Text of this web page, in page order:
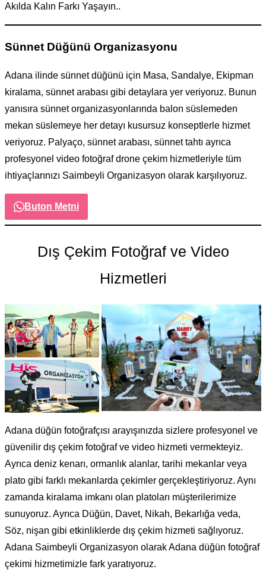
Akılda Kalın Farkı Yaşayın..
Sünnet Düğünü Organizasyonu
Adana ilinde sünnet düğünü için Masa, Sandalye, Ekipman
kiralama, sünnet arabası gibi detaylara yer veriyoruz. Bunun
yanısıra sünnet organizasyonlarında balon süslemeden
mekan süslemeye her detayı kusursuz konseptlerle hizmet
veriyoruz. Palyaço, sünnet arabası, sünnet tahtı ayrıca
profesyonel video fotoğraf drone çekim hizmetleriyle tüm
ihtiyaçlarınızı Saimbeyli Organizasyon olarak karşılıyoruz.
Buton Metni
Dış Çekim Fotoğraf ve Video
Hizmetleri
Adana düğün fotoğrafçısı arayışınızda sizlere profesyonel ve
güvenilir dış çekim fotoğraf ve video hizmeti vermekteyiz.
Ayrıca deniz kenarı, ormanlık alanlar, tarihi mekanlar veya
plato gibi farklı mekanlarda çekimler gerçekleştiriyoruz. Aynı
zamanda kiralama imkanı olan platoları müşterilerimize
sunuyoruz. Ayrıca Düğün, Davet, Nikah, Bekarlığa veda,
Söz, nişan gibi etkinliklerde dış çekim hizmeti sağlıyoruz.
Adana Saimbeyli Organizasyon olarak Adana düğün fotoğraf
çekimi hizmetimizle fark yaratıyoruz.